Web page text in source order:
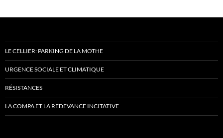
LE CELLIER: PARKING DE LA MOTHE
URGENCE SOCIALE ET CLIMATIQUE
RÉSISTANCES
LA COMPA ET LA REDEVANCE INCITATIVE